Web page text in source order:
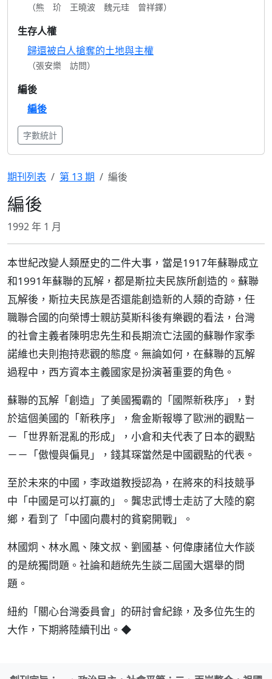
（熊 玠 王曉波 魏元珪 曾祥鐸）
生存人權
歸還被白人搶奪的土地與主權
（張安樂 訪問）
編後
編後
字數統計
期刊列表 第 13 期 編後
編後
1992 年 1 月
本世紀改變人類歷史的二件大事，當是1917年蘇聯成立
和1991年蘇聯的瓦解，都是斯拉夫民族所創造的。蘇聯
瓦解後，斯拉夫民族是否還能創造新的人類的奇跡，任
職聯合國的向榮博士親訪莫斯科後有樂觀的看法，台灣
的社會主義者陳明忠先生和長期流亡法國的蘇聯作家季
諾維也夫則抱持悲觀的態度。無論如何，在蘇聯的瓦解
過程中，西方資本主義國家是扮演著重要的角色。
蘇聯的瓦解「創造」了美國獨霸的「國際新秩序」，對
於這個美國的「新秩序」，詹金斯報導了歐洲的觀點－
－「世界新混亂的形成」，小倉和夫代表了日本的觀點
－－「傲慢與偏見」，錢其琛當然是中國觀點的代表。
至於未來的中國，李政道教授認為，在將來的科技競爭
中「中國是可以打贏的」。龔忠武博士走訪了大陸的窮
鄉，看到了「中國向農村的貧窮開戰」。
林國炯、林水鳳、陳文叔、劉國基、何偉康諸位大作談
的是統獨問題。社論和趙統先生談二屆國大選舉的問
題。
紐約「關心台灣委員會」的研討會紀錄，及多位先生的
大作，下期將陸續刊出。◆